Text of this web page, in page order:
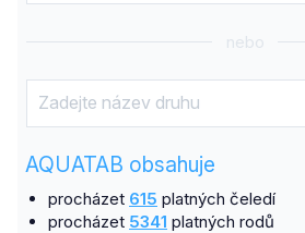
nebo
AQUATAB obsahuje
procházet 615 platných čeledí
procházet 5341 platných rodů